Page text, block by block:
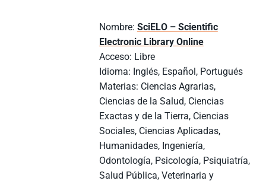
Nombre: SciELO – Scientific
Electronic Library Online
Acceso: Libre
Idioma: Inglés, Español, Portugués
Materias: Ciencias Agrarias,
Ciencias de la Salud, Ciencias
Exactas y de la Tierra, Ciencias
Sociales, Ciencias Aplicadas,
Humanidades, Ingeniería,
Odontología, Psicología, Psiquiatría,
Salud Pública, Veterinaria y